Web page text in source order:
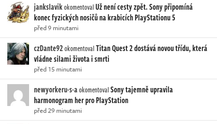
jankslavikokomentovalUž není cesty zpět. Sony připomíná
konec fyzických nosičů na krabicích PlayStationu 5
před 9 minutami
czDante92okomentovalTitan Quest 2 dostává novou třídu, která
vládne silami života i smrti
před 15 minutami
newyorkeru-s-aokomentovalSony tajemně upravila
harmonogram her pro PlayStation
před 29 minutami